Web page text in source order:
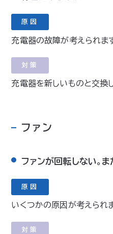
原因
充電器の故障が考えられます
対策
充電器を新しいものと交換
ファン
ファンが回転しない。
原因
いくつかの原因が考えられま
対策